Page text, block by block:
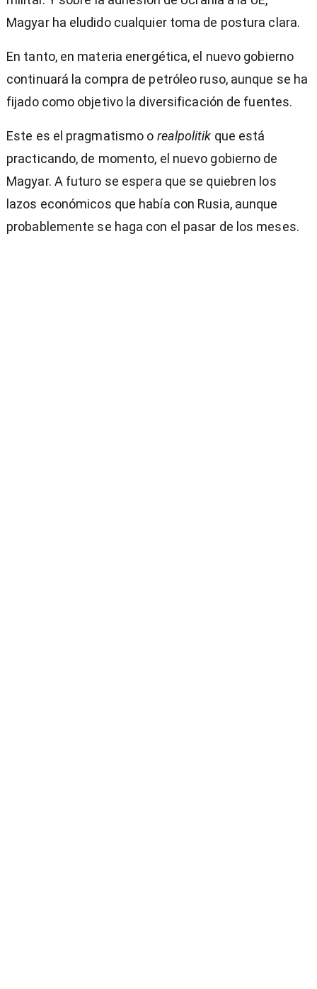
Magyar ha eludido cualquier toma de postura clara.
En tanto, en materia energética, el nuevo gobierno
continuará la compra de petróleo ruso, aunque se ha
fijado como objetivo la diversificación de fuentes.
Este es el pragmatismo o realpolitik que está
practicando, de momento, el nuevo gobierno de
Magyar. A futuro se espera que se quiebren los
lazos económicos que había con Rusia, aunque
probablemente se haga con el pasar de los meses.